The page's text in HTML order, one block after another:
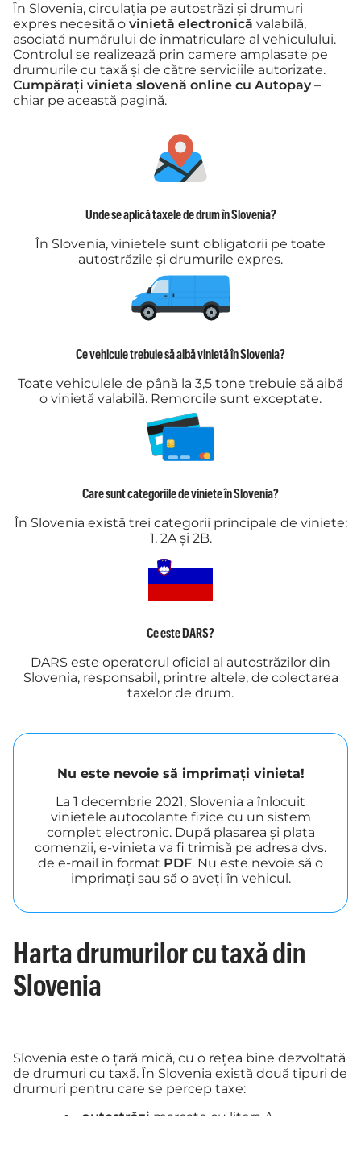
În Slovenia, circulația pe autostrăzi și drumuri
expres necesită o vinietă electronică valabilă,
asociată numărului de înmatriculare al vehiculului.
Controlul se realizează prin camere amplasate pe
drumurile cu taxă și de către serviciile autorizate.
Cumpărați vinieta slovenă online cu Autopay –
chiar pe această pagină.
Unde se aplică taxele de drum în Slovenia?
În Slovenia, vinietele sunt obligatorii pe toate
autostrăzile și drumurile expres.
Ce vehicule trebuie să aibă vinietă în Slovenia?
Toate vehiculele de până la 3,5 tone trebuie să aibă
o vinietă valabilă. Remorcile sunt exceptate.
Care sunt categoriile de viniete în Slovenia?
În Slovenia există trei categorii principale de viniete:
1, 2A și 2B.
Ce este DARS?
DARS este operatorul oficial al autostrăzilor din
Slovenia, responsabil, printre altele, de colectarea
taxelor de drum.
Nu este nevoie să imprimați vinieta!
La 1 decembrie 2021, Slovenia a înlocuit
vinietele autocolante fizice cu un sistem
complet electronic. După plasarea și plata
comenzii, e-vinieta va fi trimisă pe adresa dvs.
de e-mail în format PDF. Nu este nevoie să o
imprimați sau să o aveți în vehicul.
Harta drumurilor cu taxă din
Slovenia
Slovenia este o țară mică, cu o rețea bine dezvoltată
de drumuri cu taxă. În Slovenia există două tipuri de
drumuri pentru care se percep taxe:
autostrăzi marcate cu litera A